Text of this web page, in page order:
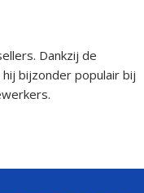
Dankzij de
bijzonder populair bij